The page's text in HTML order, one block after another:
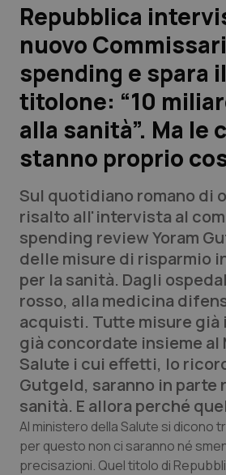
Scienza e Farmaci
Studi e Analisi
Lettere al direttore
Edizioni Regionali
QS Pro
Professionisti Sanitari.AI
Abruzzo
Basilicata
Calabria
Campania
Emilia-Romagna
QS Pro Gold
Artrite & artrosi
Asma & BPCO
Car-T
Colesterolo &
QS Club Newsletter
Repubblica
nuovo
spending e spara il
titolone: “10
alla sanità”. Ma le
stanno proprio
Sul quotidiano romano di
risalto all'intervista al
spending review Yoram
delle misure di risparmio
per la sanità. Dagli
rosso, alla medicina
acquisti. Tutte misure già
già concordate insieme
Salute i cui effetti, lo
Gutgeld, saranno in
sanità. E allora perché
Al ministero della Salute si dicono
per questo non ci saranno né
precisazioni. Quel titolo di